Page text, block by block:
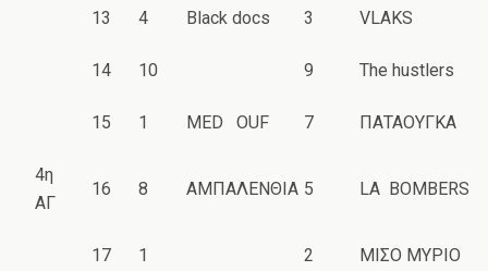
13 4 Black docs 3 VLAKS
14 10 9 The hustlers
15 1 MED OUF 7 ΠΑΤΑΟΥΓΚΑ
4η
ΑΓ
16 8 ΑΜΠΑΛΕΝΘΙΑ 5 LA BOMBERS
17 1 2 ΜΙΣΟ ΜΥΡΙΟ